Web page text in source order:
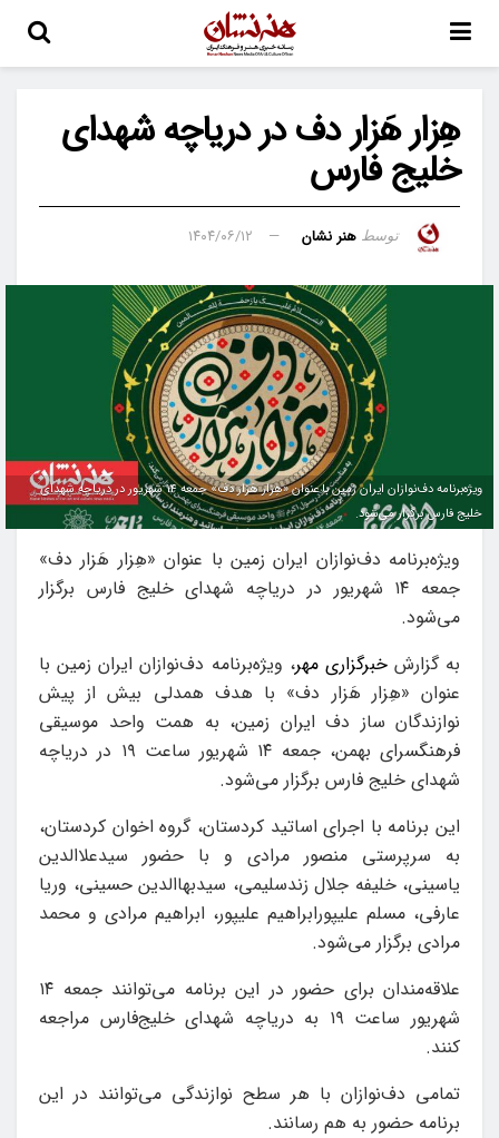
هِزار هَزار دف در دریاچه شهدای
خلیج فارس
توسط هنر نشان ۱۴۰۴/۰۶/۱۲
ویژه‌برنامه دف‌نوازان ایران زمین با عنوان «هِزار هَزار دف» جمعه ۱۴ شهریور در دریاچه شهدای
خلیج فارس برگزار می‌شود.
ویژه‌برنامه دف‌نوازان ایران زمین با عنوان «هِزار هَزار دف»
جمعه ۱۴ شهریور در دریاچه شهدای خلیج فارس برگزار
می‌شود.
به گزارش خبرگزاری مهر، ویژه‌برنامه دف‌نوازان ایران زمین با
عنوان «هِزار هَزار دف» با هدف همدلی بیش از پیش
نوازندگان ساز دف ایران زمین، به همت واحد موسیقی
فرهنگسرای بهمن، جمعه ۱۴ شهریور ساعت ۱۹ در دریاچه
شهدای خلیج فارس برگزار می‌شود.
این برنامه با اجرای اساتید کردستان، گروه اخوان کردستان،
به سرپرستی منصور مرادی و با حضور سیدعلاالدین
یاسینی، خلیفه جلال زندسلیمی، سیدبهاالدین حسینی، وریا
عارفی، مسلم علیپورابراهیم علیپور، ابراهیم مرادی و محمد
مرادی برگزار می‌شود.
علاقه‌مندان برای حضور در این برنامه می‌توانند جمعه ۱۴
شهریور ساعت ۱۹ به دریاچه شهدای خلیج‌فارس مراجعه
کنند.
تمامی دف‌نوازان با هر سطح نوازندگی می‌توانند در این
برنامه حضور به هم رسانند.